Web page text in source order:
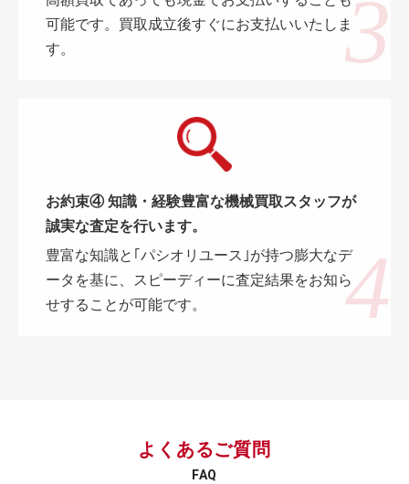
可能です。買取成立後すぐにお支払いいたしま
す。
お約束④ 知識・経験豊富な機械買取スタッフが
誠実な査定を行います。
豊富な知識と｢パシオリユース｣が持つ膨大なデ
ータを基に、スピーディーに査定結果をお知ら
せすることが可能です。
よくあるご質問
FAQ